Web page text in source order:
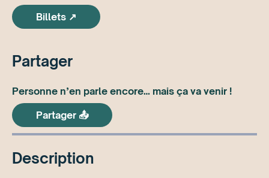
Billets ↗
Partager
Personne n’en parle encore… mais ça va venir !
Partager 📤
Description